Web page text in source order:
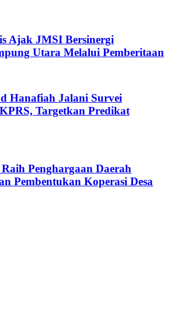
Ajak JMSI Bersinergi
Utara Melalui Pemberitaan
Hanafiah Jalani Survei
Targetkan Predikat
Penghargaan Daerah
Pembentukan Koperasi Desa